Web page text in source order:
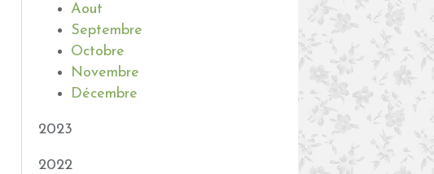
Aout
Septembre
Octobre
Novembre
Décembre
2023
2022